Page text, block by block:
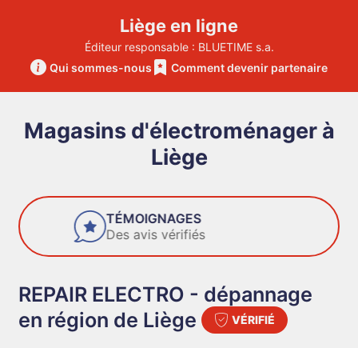
Liège en ligne
Éditeur responsable : BLUETIME s.a.
Qui sommes-nous
Comment devenir partenaire
Magasins d'électroménager à
Liège
FIABILITÉ
Des entreprises de confiance
REPAIR ELECTRO - dépannage
en région de Liège
VÉRIFIÉ